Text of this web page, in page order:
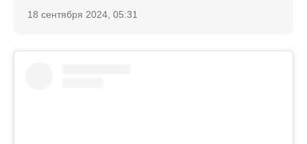
18 сентября 2024, 05:31